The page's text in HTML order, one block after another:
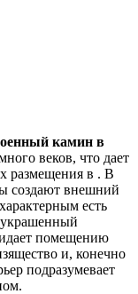
камин в
веков, что дает
размещения в . В
создают внешний
есть
помещению
и, конечно
подразумевает